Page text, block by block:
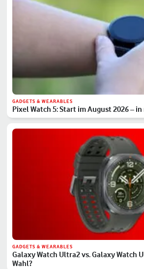
GADGETS & WEARABLES
Pixel Watch 5: Start im August 2026 – in
GADGETS & WEARABLES
Galaxy Watch Ultra2 vs. Galaxy Watch
Wahl?